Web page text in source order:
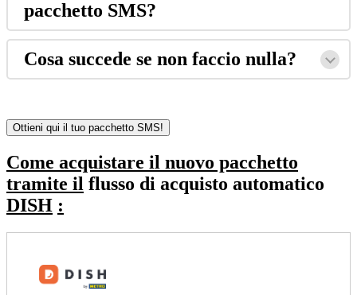
pacchetto SMS?
Cosa succede se non faccio nulla?
Ottieni qui il tuo pacchetto SMS!
Come acquistare il nuovo pacchetto
tramite il flusso di acquisto automatico
DISH :